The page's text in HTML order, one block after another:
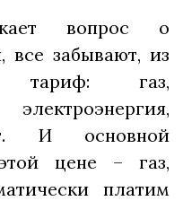
вопрос о
все забывают, из
тариф: газ,
И основной
цене – газ,
платим